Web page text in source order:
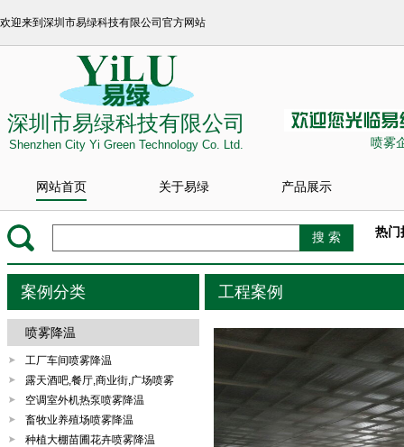
欢迎来到深圳市易绿科技有限公司官方网站
深圳市易绿科技有限公司
Shenzhen City Yi Green Technology Co. Ltd. 喷雾
网站首页 关于易绿 产品展示
热门
案例分类
喷雾降温
工厂车间喷雾降温
露天酒吧,餐厅,商业街,广场喷雾
空调室外机热泵喷雾降温
畜牧业养殖场喷雾降温
种植大棚苗圃花卉喷雾降温
工程案例